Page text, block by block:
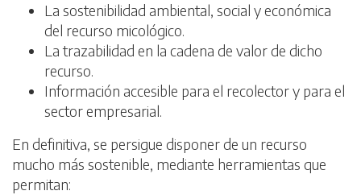
La sostenibilidad ambiental, social y económica
del recurso micológico.
La trazabilidad en la cadena de valor de dicho
recurso.
Información accesible para el recolector y para el
sector empresarial.
En definitiva, se persigue disponer de un recurso
mucho más sostenible, mediante herramientas que
permitan: